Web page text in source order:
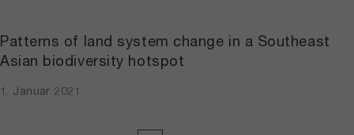
Patterns of land system change in a Southeast
Asian biodiversity hotspot
1. Januar 2021